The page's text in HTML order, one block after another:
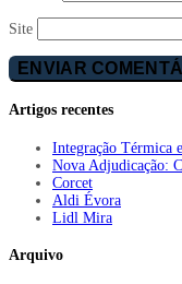
Site
Artigos recentes
Integração Térmica
Nova Adjudicação:
Corcet
Aldi Évora
Lidl Mira
Arquivo